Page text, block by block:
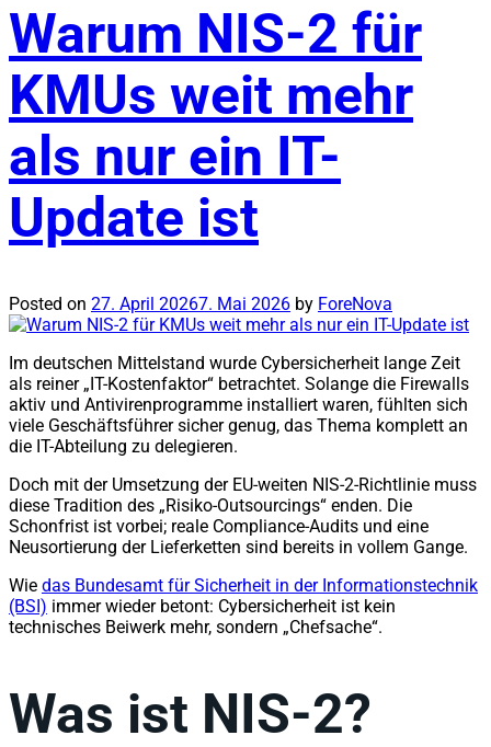
Warum NIS-2 für
KMUs weit mehr
als nur ein IT-
Update ist
Posted on 27. April 20267. Mai 2026 by ForeNova
Im deutschen Mittelstand wurde Cybersicherheit lange Zeit
als reiner „IT-Kostenfaktor“ betrachtet. Solange die Firewalls
aktiv und Antivirenprogramme installiert waren, fühlten sich
viele Geschäftsführer sicher genug, das Thema komplett an
die IT-Abteilung zu delegieren.
Doch mit der Umsetzung der EU-weiten NIS-2-Richtlinie muss
diese Tradition des „Risiko-Outsourcings“ enden. Die
Schonfrist ist vorbei; reale Compliance-Audits und eine
Neusortierung der Lieferketten sind bereits in vollem Gange.
Wie das Bundesamt für Sicherheit in der Informationstechnik
(BSI) immer wieder betont: Cybersicherheit ist kein
technisches Beiwerk mehr, sondern „Chefsache“.
Was ist NIS-2?